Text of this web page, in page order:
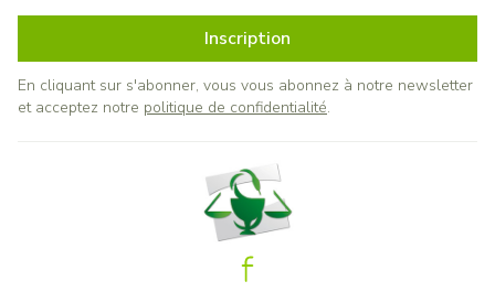
Inscription
En cliquant sur s'abonner, vous vous abonnez à notre newsletter
et acceptez notre politique de confidentialité.